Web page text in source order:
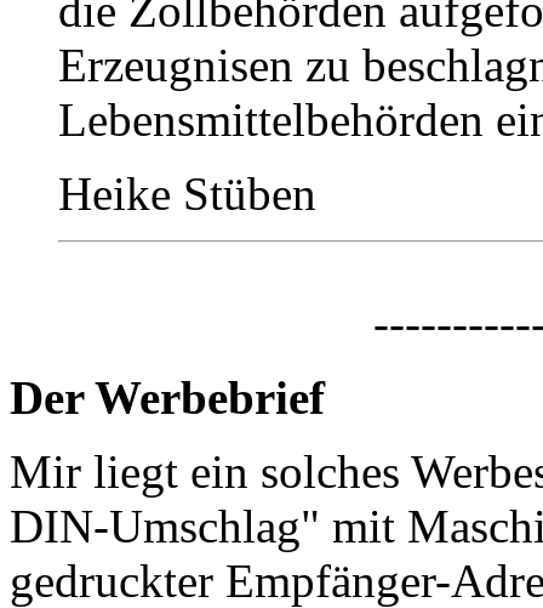
Erzeugnisen zu
Lebensmittelbehörden
Heike Stüben
Der Werbebrief
Mir liegt ein solches
DIN-Umschlag" mit
gedruckter Empfänger-